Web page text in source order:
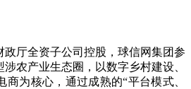
政厅全资子公司控股，球信网集团参
农产业生态圈，以数字乡村建设、
为核心，通过成熟的“平台模式、